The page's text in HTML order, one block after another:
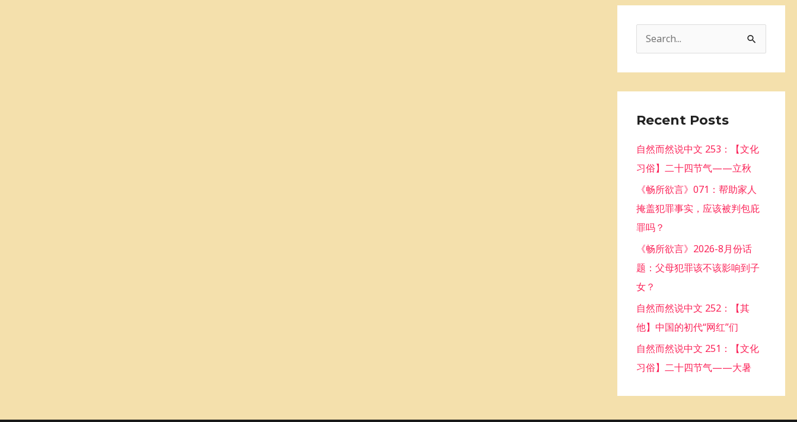
c
f
o
:
Recent Posts
自然而然说中文 253：【文化
习俗】二十四节气——立秋
《畅所欲言》071：帮助家人
掩盖犯罪事实，应该被判包庇
罪吗？
《畅所欲言》2026-8月份话
题：父母犯罪该不该影响到子
女？
自然而然说中文 252：【其
他】中国的初代“网红”们
自然而然说中文 251：【文化
习俗】二十四节气——大暑